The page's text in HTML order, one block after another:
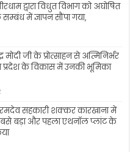
द्वारा विधुत विभाग को अघोषित
में ज्ञापन सौंपा गया,
मोदी जी के प्रोत्साहन से अत्मिनिर्भर
प्रदेश के विकास में उनकी भूमिका
सहकारी शक्कर कारखाना में
बड़ा और पहला एथनॉल प्लांट के